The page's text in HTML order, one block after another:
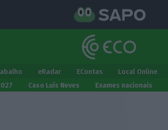
eRadar EContas Local Online
Caso Luís Neves Exames nacionais